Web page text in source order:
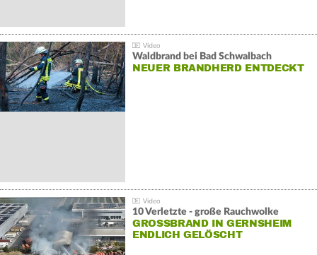
Waldbrand bei Bad Schwalbach
NEUER BRANDHERD ENTDECKT
10 Verletzte - große Rauchwolke
GROSSBRAND IN GERNSHEIM E
NDLICH GELÖSCHT